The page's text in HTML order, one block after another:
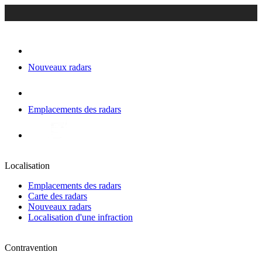
Nouveaux radars
Emplacements des radars
Localisation
Emplacements des radars
Carte des radars
Nouveaux radars
Localisation d'une infraction
Contravention